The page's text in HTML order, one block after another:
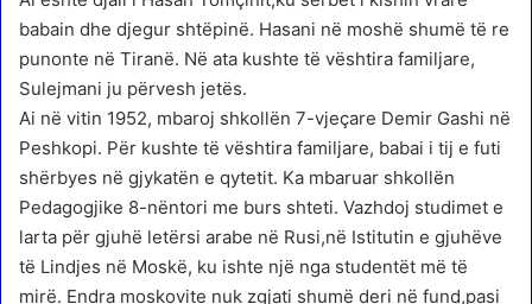
babain dhe djegur shtëpinë. Hasani në moshë shumë të re
punonte në Tiranë. Në ata kushte të vështira familjare,
Sulejmani ju përvesh jetës.
Ai në vitin 1952, mbaroj shkollën 7-vjeçare Demir Gashi në
Peshkopi. Për kushte të vështira familjare, babai i tij e futi
shërbyes në gjykatën e qytetit. Ka mbaruar shkollën
Pedagogjike 8-nëntori me burs shteti. Vazhdoj studimet e
larta për gjuhë letërsi arabe në Rusi,në Istitutin e gjuhëve
të Lindjes në Moskë, ku ishte një nga studentët më të
mirë. Endra moskovite nuk zgjati shumë deri në fund,pasi